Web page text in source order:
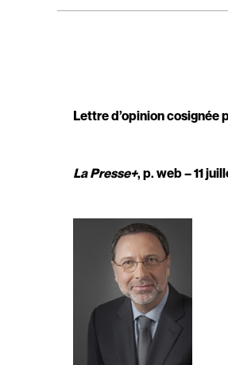
Lettre d’opinion cosignée
La Presse+, p. web – 11